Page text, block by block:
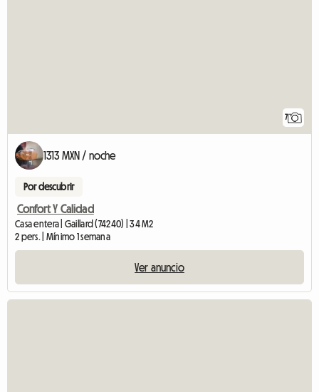
7
1313 MXN / noche
Por descubrir
Confort Y Calidad
Casa entera | Gaillard (74240) | 34 M2
2 pers. | Mínimo 1 semana
Ver anuncio